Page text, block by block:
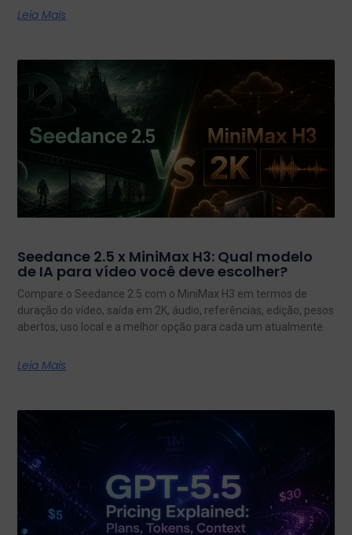
Leia Mais
Seedance 2.5 x MiniMax H3: Qual modelo
de IA para vídeo você deve escolher?
Compare o Seedance 2.5 com o MiniMax H3 em termos de
duração do vídeo, saída em 2K, áudio, referências, edição, pesos
abertos, uso local e a melhor opção para cada um atualmente.
Leia Mais